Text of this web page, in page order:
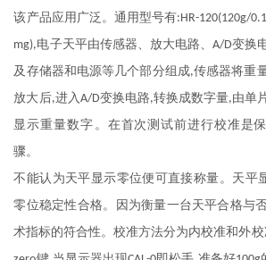
该产品应用广泛。通用型号有:HR-120(120g/
mg),电子天平由传感器、放大电路、A/D变换电
及存储器和电源等几个部分组成,传感器将重
放大后,进入A/D变换电路,转换成数字量,由单
显示重量数字。在首次测试前进行校准是
骤。
不能认为天平显示零位便可直接称量。天
零位稳定性合格。因为衡量一台天平合格与
术指标的符合性。校准方法分为内校准和外